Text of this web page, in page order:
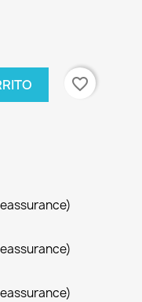
favorite_border